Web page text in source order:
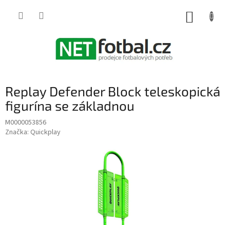
Replay Defender Block teleskopická
figurína se základnou
M0000053856
Značka: Quickplay